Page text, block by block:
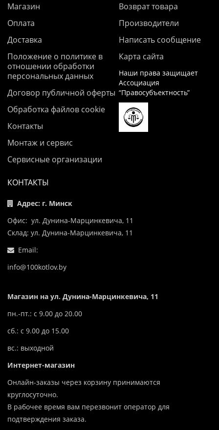
Магазин
Оплата
Доставка
Положение о политике в
отношении обработки
персональных данных
Договор публичной оферты
Обработка файлов cookie
Контакты
Монтаж и сервис
Сервисные организации
Возврат товара
Производители
Написать сообщение
Карта сайта
Наши права защищает
Ассоциация
“Правосубъектность”
КОНТАКТЫ
Адрес: г. Минск
Офис: ул. Дунина-Марцинкевича, 11
Склад: ул. Дунина-Марцинкевича, 11
Email:
info@100kotlov.by
Магазин на ул. Дунина-Марцинкевича, 11
пн.-пт.: с 9.00 до 20.00
сб.: с 9.00 до 15.00
вс.: выходной
Интернет-магазин
Онлайн-заказы через корзину принимаются
круглосуточно.
В рабочее время вам перезвонит оператор для
подтверждения заказа.